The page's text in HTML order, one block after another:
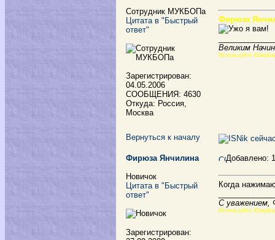
Сотрудник МУКБОПа
Цитата в "Быстрый
ответ"
Зарегистрирован:
04.05.2006
СООБЩЕНИЯ: 4630
Откуда: Россия,
Москва
Фирюза
Великим
Используйте
Вернуться к началу
Фирюза Янчилина
Новичок
Цитата в "Быстрый
ответ"
Зарегистрирован:
Добавлено: 1
Когда
С уважением,
Используйте